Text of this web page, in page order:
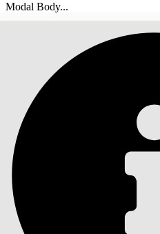
Modal Body...
ÍNDICE DE MATERIAS